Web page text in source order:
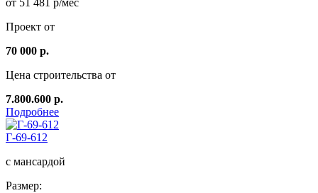
от 51 481 р/мес
Проект от
70 000 р.
Цена строительства от
7.800.600 р.
Подробнее
Г-69-612
с мансардой
Размер: